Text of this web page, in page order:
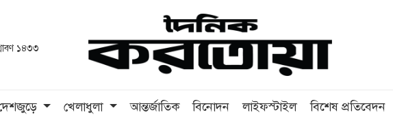
১৪৩৩
খেলাধুলা আন্তর্জাতিক বিনোদন লাইফস্টাইল বিশেষ প্রতিবেদন